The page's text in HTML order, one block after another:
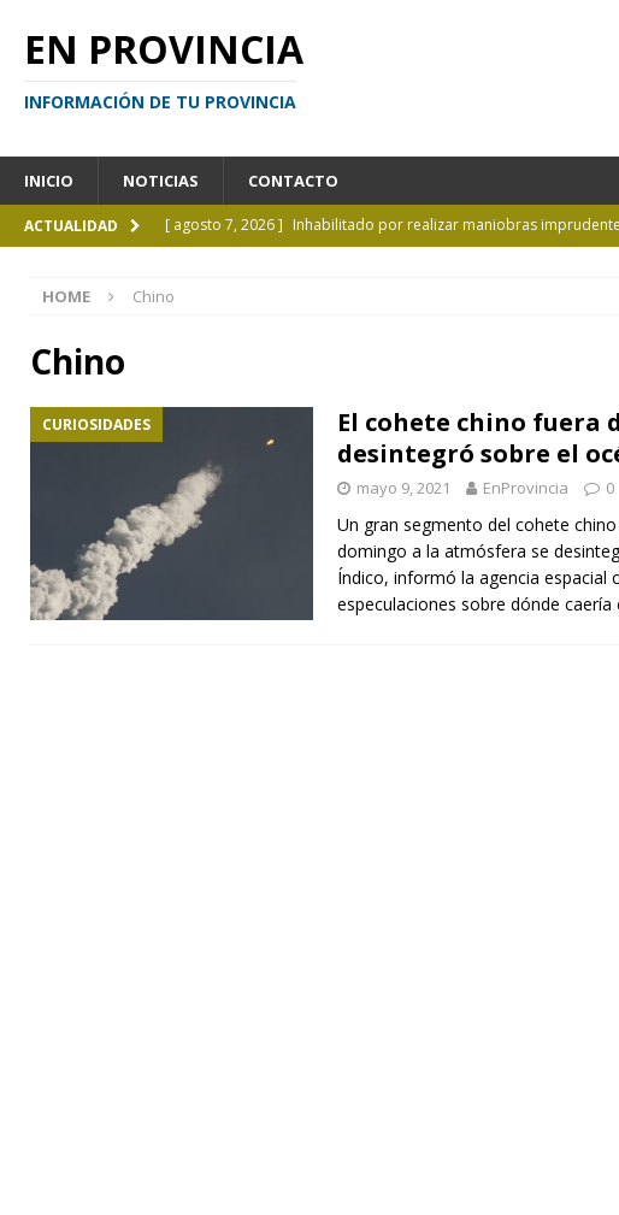
EN PROVINCIA
INFORMACIÓN DE TU PROVINCIA
INICIO NOTICIAS CONTACTO
ACTUALIDAD [ agosto 7, 2026 ] Inhabilitado por realizar maniobras
[ agosto 7, 2026 ]
HOME Chino
Chino
CURIOSIDADES
El cohete chino fuera
desintegró sobre el
mayo 9, 2021 EnProvincia 0
Un gran segmento del cohete
domingo a la atmósfera se
Índico, informó la agencia espacial
especulaciones sobre dónde